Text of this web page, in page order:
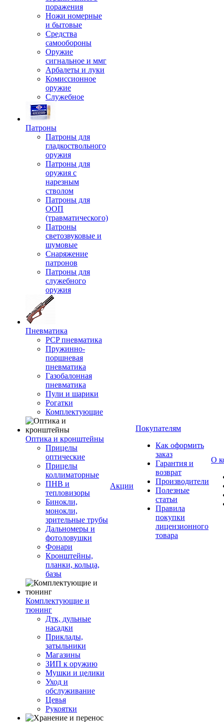
поражения
Ножи номерные
и бытовые
Средства
самообороны
Оружие
сигнальное и ммг
Арбалеты и луки
Комиссионное
оружие
Служебное
Патроны
Патроны для
гладкоствольного
оружия
Патроны для
оружия с
нарезным
стволом
Патроны для
ООП
(травматического)
Патроны
светозвуковые и
шумовые
Снаряжение
патронов
Патроны для
служебного
оружия
Пневматика
PCP пневматика
Пружинно-
поршневая
пневматика
Газобалонная
пневматика
Пули и шарики
Рогатки
Комплектующие
Оптика и кронштейны
Прицелы
оптические
Прицелы
коллиматорные
ПНВ и
тепловизоры
Бинокли,
монокли,
зрительные трубы
Дальномеры и
фотоловушки
Фонари
Кронштейны,
планки, кольца,
базы
Комплектующие и
тюнинг
Дтк, дульные
насадки
Приклады,
затыльники
Магазины
ЗИП к оружию
Мушки и целики
Уход и
обслуживание
Цевья
Рукоятки
Акции
Покупателям
Как оформить
заказ
Гарантия и
возврат
Производители
Полезные
статьи
Правила
покупки
лицензионного
товара
О